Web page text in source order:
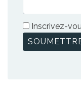
Inscrivez-